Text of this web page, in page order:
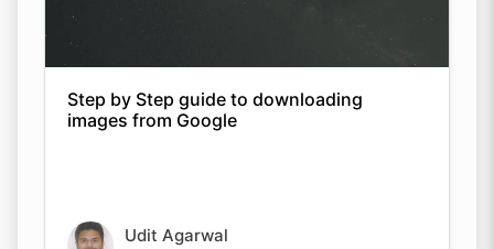
Step by Step guide to downloading
images from Google
Udit Agarwal